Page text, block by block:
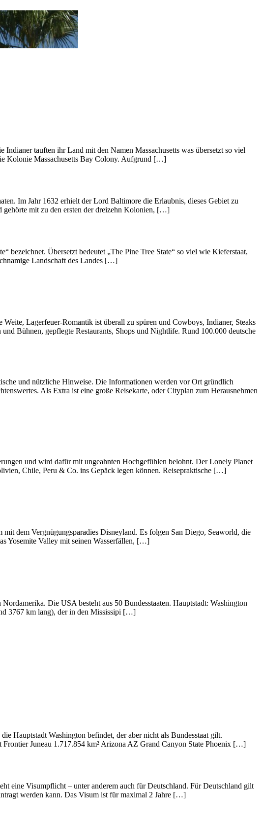
Indianer tauften ihr Land mit den Namen Massachusetts was übersetzt so viel
Kolonie Massachusetts Bay Colony. Aufgrund […]
Im Jahr 1632 erhielt der Lord Baltimore die Erlaubnis, dieses Gebiet zu
gehörte mit zu den ersten der dreizehn Kolonien, […]
bezeichnet. Übersetzt bedeutet „The Pine Tree State“ so viel wie Kieferstaat,
Landschaft des Landes […]
Lagerfeuer-Romantik ist überall zu spüren und Cowboys, Indianer, Steaks
Bühnen, gepflegte Restaurants, Shops und Nightlife. Rund 100.000 deutsche
und nützliche Hinweise. Die Informationen werden vor Ort gründlich
Als Extra ist eine große Reisekarte, oder Cityplan zum Herausnehmen
und wird dafür mit ungeahnten Hochgefühlen belohnt. Der Lonely Planet
Chile, Peru & Co. ins Gepäck legen können. Reisepraktische […]
dem Vergnügungsparadies Disneyland. Es folgen San Diego, Seaworld, die
Yosemite Valley mit seinen Wasserfällen, […]
Die USA besteht aus 50 Bundesstaaten. Hauptstadt: Washington
3767 km lang), der in den Mississipi […]
Hauptstadt Washington befindet, der aber nicht als Bundesstaat gilt.
Juneau 1.717.854 km² Arizona AZ Grand Canyon State Phoenix […]
eine Visumpflicht – unter anderem auch für Deutschland. Für Deutschland gilt
werden kann. Das Visum ist für maximal 2 Jahre […]